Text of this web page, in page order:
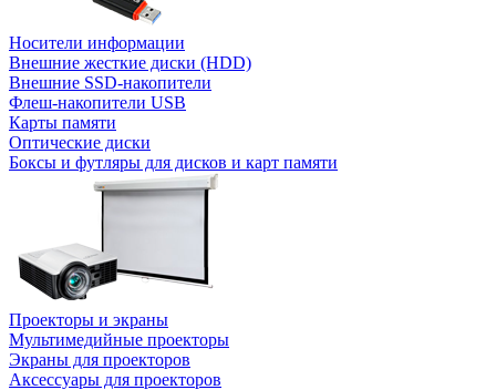
Носители информации
Внешние жесткие диски (HDD)
Внешние SSD-накопители
Флеш-накопители USB
Карты памяти
Оптические диски
Боксы и футляры для дисков и карт памяти
Проекторы и экраны
Мультимедийные проекторы
Экраны для проекторов
Аксессуары для проекторов